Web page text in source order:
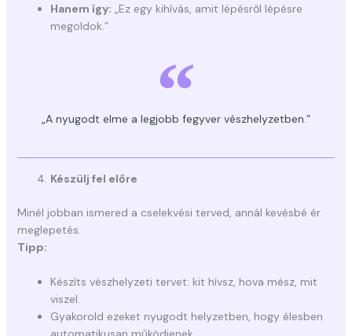
Hanem így: „Ez egy kihívás, amit lépésről lépésre
megoldok.”
„A nyugodt elme a legjobb fegyver vészhelyzetben.”
Készülj fel előre
Minél jobban ismered a cselekvési terved, annál kevésbé ér
meglepetés.
Tipp:
Készíts vészhelyzeti tervet: kit hívsz, hova mész, mit
viszel.
Gyakorold ezeket nyugodt helyzetben, hogy élesben